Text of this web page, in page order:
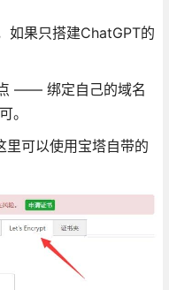
如果只搭建ChatGPT的
—— 绑定自己的域名
里可以使用宝塔自带的